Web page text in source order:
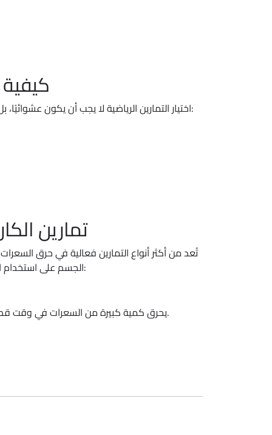
اختيار التمارين الرياضية لا يجب أن يكون عشوائيًا، بل يجب أن يتوافق مع حالتك الصحية، أهدافك، وميولك الشخصية. إليك بعض الخطوات التي تساعدك في اتخاذ القرار الصحيح:
تمارين
الجسم على استخدام الدهون كمصدر للطاقة، وبالتالي تسريع عملية إنقاص الوزن. أبرز تمارين الكارديو لتنحيف الجسم:
يحرق كمية كبيرة من السعرات في وقت قصير. الجري لمدة 30 دقيقة قد يحرق ما بين 300 إلى 500 سعرة حرارية، حسب شدة الأداء ووزن الشخص.